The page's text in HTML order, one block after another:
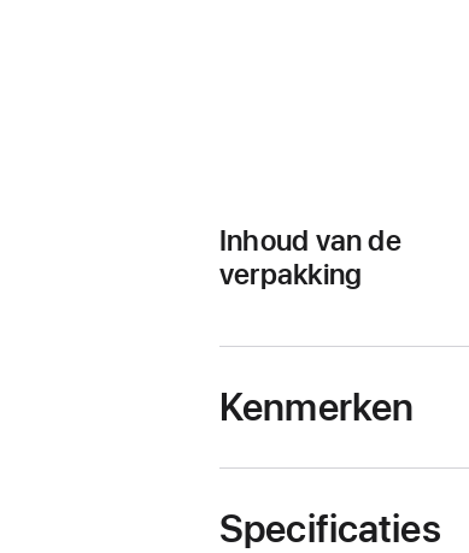
Inhoud van de
verpakking
Kenmerken
Specificaties